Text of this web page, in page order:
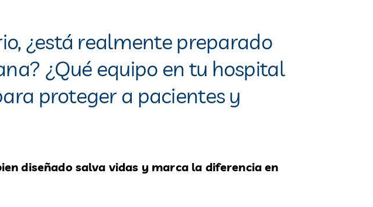
¿está realmente preparado
¿Qué equipo en tu hospital
proteger a pacientes y
diseñado salva vidas y marca la diferencia en